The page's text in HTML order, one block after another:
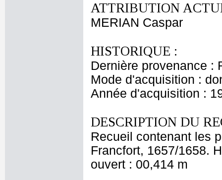
ATTRIBUTION
MERIAN Caspar
HISTORIQUE :
Dernière provenance :
Mode d'acquisition :
Année d'acquisition :
DESCRIPTION DU
Recueil contenant les
Francfort, 1657/1658.
ouvert : 00,414 m